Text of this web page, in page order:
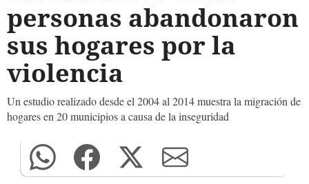
personas abandonaron
sus hogares por la
violencia
Un estudio realizado desde el 2004 al 2014 muestra la migración de
hogares en 20 municipios a causa de la inseguridad